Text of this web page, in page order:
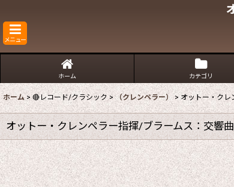
メニュー
ホーム カテゴリ
ホーム > 🔴レコード/クラシック > （クレンペラー） > オットー・クレ
オットー・クレンペラー指揮/ブラームス：交響